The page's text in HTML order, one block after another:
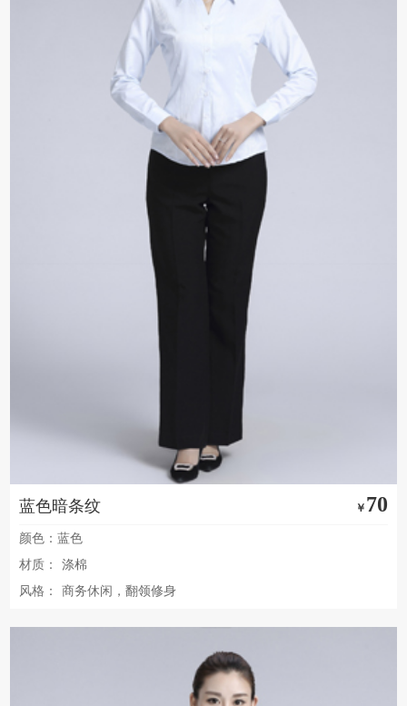
蓝色暗条纹 ￥ 70
颜色：蓝色
材质：
涤棉
风格：
商务休闲，翻领修身